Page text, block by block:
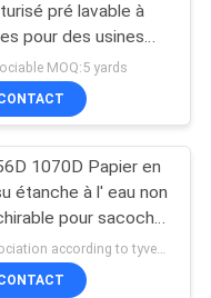
pré lavable à
pour des usines
le papier 0.55mm
MOQ:5 yards
1070D Papier en
étanche à l' eau non
pour sacoche